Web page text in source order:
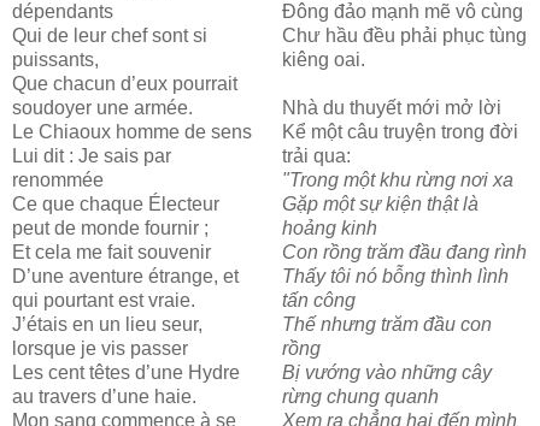
dépendants
Qui de leur chef sont si
puissants,
Que chacun d’eux pourrait
soudoyer une armée.
Le Chiaoux homme de sens
Lui dit : Je sais par
renommée
Ce que chaque Électeur
peut de monde fournir ;
Et cela me fait souvenir
D’une aventure étrange, et
qui pourtant est vraie.
J’étais en un lieu seur,
lorsque je vis passer
Les cent têtes d’une Hydre
au travers d’une haie.
Mon sang commence à se
Đông đảo mạnh mẽ vô cùng
Chư hầu đều phải phục tùng
kiêng oai.
Nhà du thuyết mới mở lời
Kể một câu truyện trong đời
trải qua:
"Trong một khu rừng nơi xa
Gặp một sự kiện thật là
hoảng kinh
Con rồng trăm đầu đang rình
Thấy tôi nó bỗng thình lình
tấn công
Thế nhưng trăm đầu con
rồng
Bị vướng vào những cây
rừng chung quanh
Xem ra chẳng hại đến mình